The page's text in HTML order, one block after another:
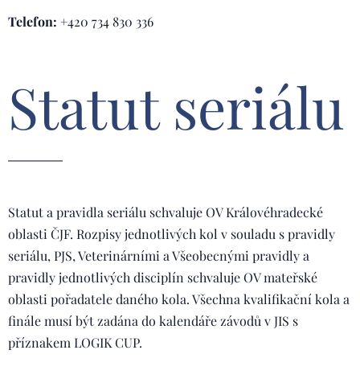
Telefon: +420 734 830 336
Statut seriálu
Statut a pravidla seriálu schvaluje OV Královéhradecké
oblasti ČJF. Rozpisy jednotlivých kol v souladu s pravidly
seriálu, PJS, Veterinárními a Všeobecnými pravidly a
pravidly jednotlivých disciplín schvaluje OV mateřské
oblasti pořadatele daného kola. Všechna kvalifikační kola a
finále musí být zadána do kalendáře závodů v JIS s
příznakem LOGIK CUP.